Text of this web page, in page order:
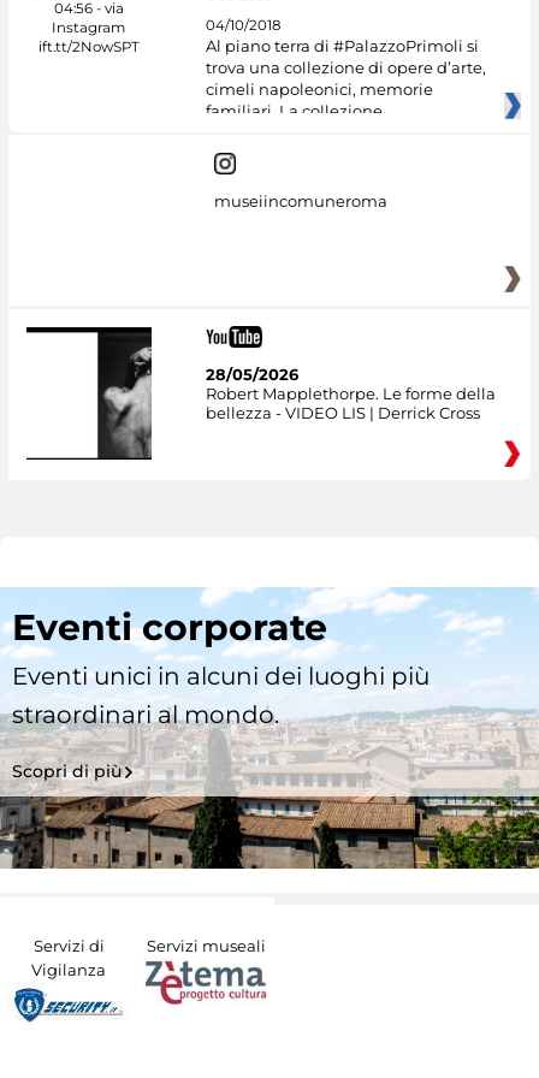
04/10/2018
Al piano terra di #PalazzoPrimoli si
trova una collezione di opere d’arte,
cimeli napoleonici, memorie
familiari. La collezione
museiincomuneroma
28/05/2026
Robert Mapplethorpe. Le forme della
bellezza - VIDEO LIS | Derrick Cross
Eventi corporate
Eventi unici in alcuni dei luoghi più
straordinari al mondo.
Scopri di più
Servizi di
Vigilanza
Servizi museali